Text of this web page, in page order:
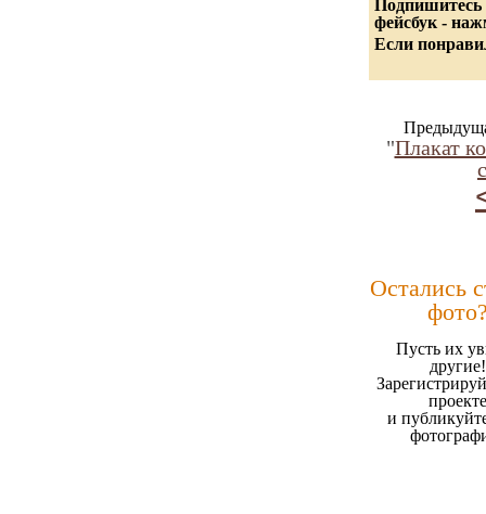
Подпишитесь
фейсбук -
Если
"Плакат
Остались
Пусть их
другие!
проекте
и